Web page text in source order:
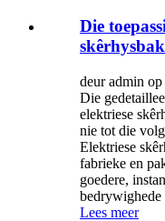
Die
skêrhysbak
deur admin
Die
elektriese
nie tot die
Elektriese
fabrieke en
goedere,
bedrywighede
Lees meer